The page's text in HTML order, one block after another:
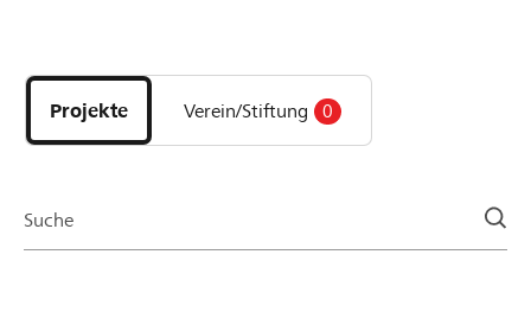
DE FR IT
Projekte
und
Organisationen
Projekte Verein/Stiftung 0
Suche